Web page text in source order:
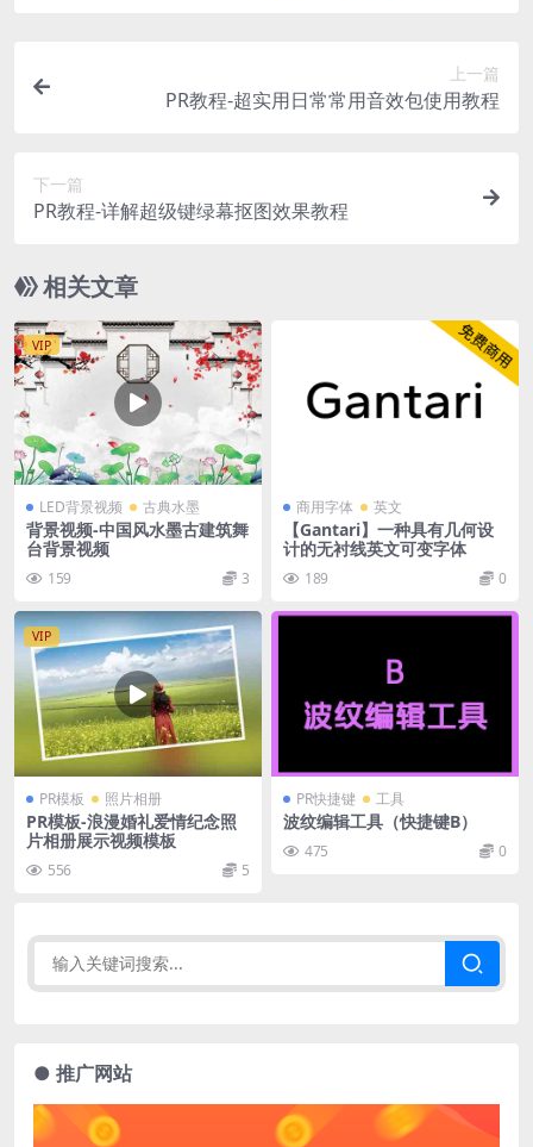
上一篇
PR教程-超实用日常常用音效包使用教程
下一篇
PR教程-详解超级键绿幕抠图效果教程
相关文章
VIP
LED背景视频 古典水墨
背景视频-中国风水墨古建筑舞
台背景视频
159 3
商用字体 英文
【Gantari】一种具有几何设
计的无衬线英文可变字体
189 0
VIP
PR模板 照片相册
PR模板-浪漫婚礼爱情纪念照
片相册展示视频模板
556 5
PR快捷键 工具
波纹编辑工具（快捷键B）
475 0
● 推广网站